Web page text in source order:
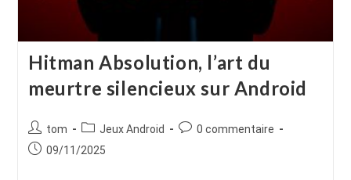
Hitman Absolution, l’art du
meurtre silencieux sur Android
Auteur/autrice
de
tom
Post
category:
Jeux Android
Commentaires
0 commentaire
Publication
09/11/2025